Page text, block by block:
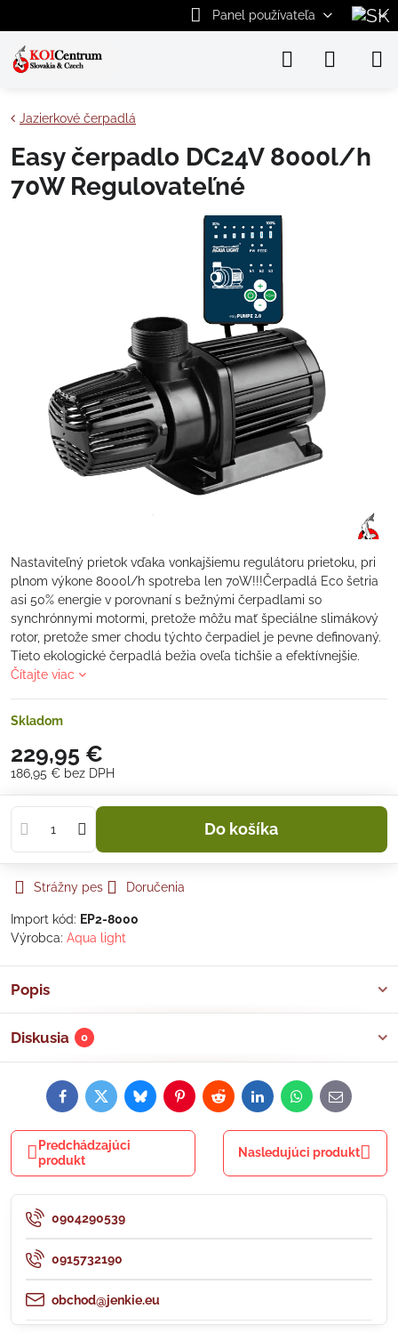
Panel používateľa
Jazierkové čerpadlá
Easy čerpadlo DC24V 8000l/h
70W Regulovateľné
Nastaviteľný prietok vďaka vonkajšiemu regulátoru prietoku, pri
plnom výkone 8000l/h spotreba len 70W!!!Čerpadlá Eco šetria
asi 50% energie v porovnaní s bežnými čerpadlami so
synchrónnymi motormi, pretože môžu mať špeciálne slimákový
rotor, pretože smer chodu týchto čerpadiel je pevne definovaný.
Tieto ekologické čerpadlá bežia oveľa tichšie a efektívnejšie.
Čítajte viac
Skladom
229,95 €
186,95 € bez DPH
Do košíka
Strážny pes Doručenia
Import kód: EP2-8000
Výrobca: Aqua light
Popis
Diskusia 0
FacebookTwitterBlueskyPinterestRedditLinkedInWhatsApp
E-
mail
Predchádzajúci
produkt
Nasledujúci produkt
0904290539
0915732190
obchod@jenkie.eu